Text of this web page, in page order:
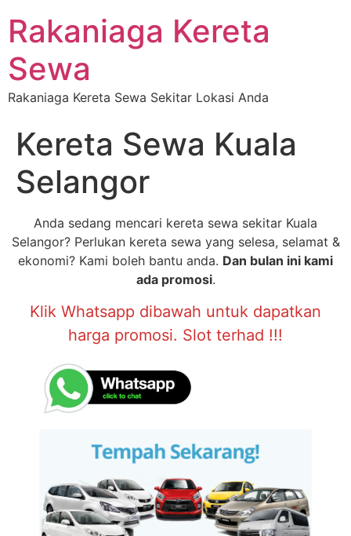
Rakaniaga Kereta
Sewa
Rakaniaga Kereta Sewa Sekitar Lokasi Anda
Kereta Sewa Kuala
Selangor
Anda sedang mencari kereta sewa sekitar Kuala
Selangor? Perlukan kereta sewa yang selesa, selamat &
ekonomi? Kami boleh bantu anda. Dan bulan ini kami
ada promosi.
Klik Whatsapp dibawah untuk dapatkan
harga promosi. Slot terhad !!!